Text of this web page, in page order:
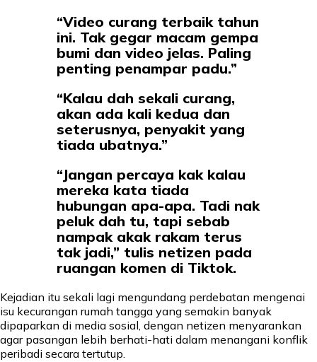
“Video curang terbaik tahun
ini. Tak gegar macam gempa
bumi dan video jelas. Paling
penting penampar padu.”
“Kalau dah sekali curang,
akan ada kali kedua dan
seterusnya, penyakit yang
tiada ubatnya.”
“Jangan percaya kak kalau
mereka kata tiada
hubungan apa-apa. Tadi nak
peluk dah tu, tapi sebab
nampak akak rakam terus
tak jadi,” tulis netizen pada
ruangan komen di Tiktok.
Kejadian itu sekali lagi mengundang perdebatan mengenai
isu kecurangan rumah tangga yang semakin banyak
dipaparkan di media sosial, dengan netizen menyarankan
agar pasangan lebih berhati-hati dalam menangani konflik
peribadi secara tertutup.